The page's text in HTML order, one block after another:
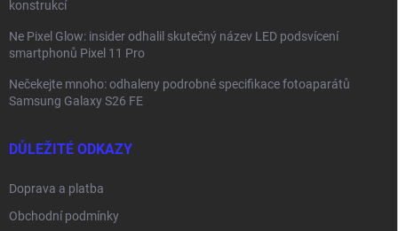
konstrukcí
Ne Pixel Glow: insider odhalil skutečný název LED podsvícení
smartphonů Pixel 11 Pro
Nečekejte mnoho: odhaleny podrobné specifikace fotoaparátů
Samsung Galaxy S26 FE
DŮLEŽITÉ ODKAZY
Doprava a platba
Obchodní podmínky